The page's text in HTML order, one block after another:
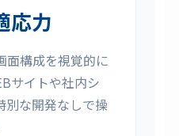
応力
面構成を視覚的に
サイトや社内シ
別な開発なしで操